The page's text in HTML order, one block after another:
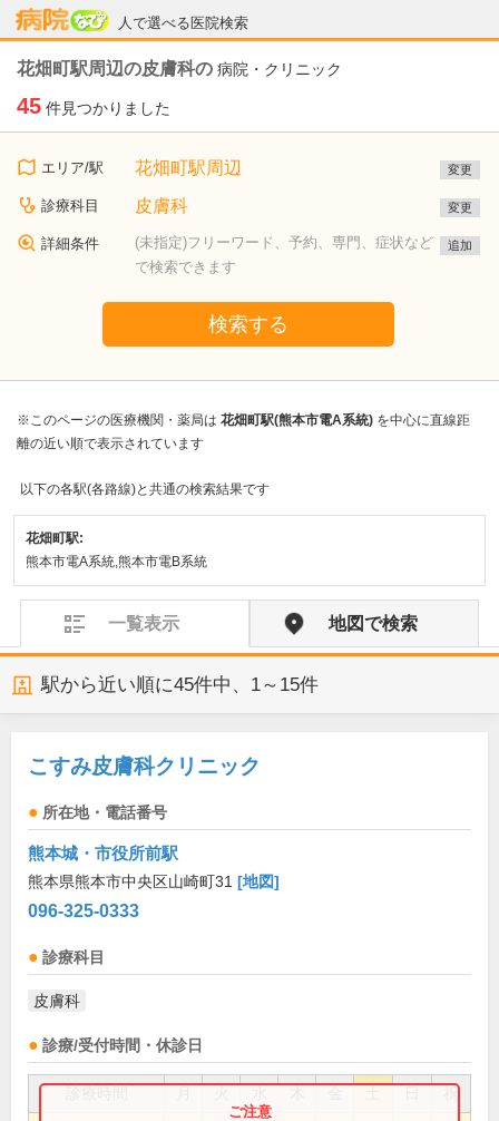
人で選べる医院検索
病院なび
花畑町駅周辺の皮膚科の 病院・クリニック
45 件見つかりました
エリア/駅 花畑町駅周辺 変更
診療科目 皮膚科 変更
詳細条件
(未指定)フリーワード、予約、専門、症状など
で検索できます
追加
検索する
※このページの医療機関・薬局は 花畑町駅(熊本市電A系統) を中心に直線距
離の近い順で表示されています
以下の各駅(各路線)と共通の検索結果です
花畑町駅:
熊本市電A系統,熊本市電B系統
一覧表示 地図で検索
駅から近い順に45件中、 1～15件
こすみ皮膚科クリニック
所在地・電話番号
熊本城・市役所前駅
熊本県熊本市中央区山崎町31 [地図]
096-325-0333
診療科目
皮膚科
診療/受付時間・休診日
祝